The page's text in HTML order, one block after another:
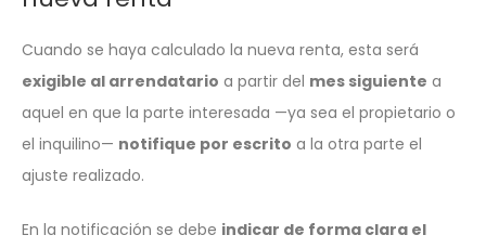
Cuando se haya calculado la nueva renta, esta será
exigible al arrendatario a partir del mes siguiente a
aquel en que la parte interesada —ya sea el propietario o
el inquilino— notifique por escrito a la otra parte el
ajuste realizado.
En la notificación se debe indicar de forma clara el